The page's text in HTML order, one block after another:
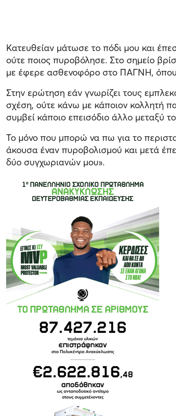
Κατευθείαν μάτωσε το πόδι μου και
ούτε ποιος πυροβόλησε. Στο σημείο
με έφερε ασθενοφόρο στο ΠΑΓΝΗ, όπου
Στην ερώτηση εάν γνωρίζει τους
σχέση, ούτε κάνω με κάποιον κολλητή
συμβεί κάποιο επεισόδιο άλλο μεταξύ
Το μόνο που μπορώ να πω για το
άκουσα έναν πυροβολισμού και μετά
δύο συγχωριανών μου».